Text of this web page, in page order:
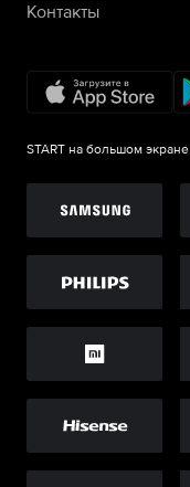
Контакты
START на большом экране